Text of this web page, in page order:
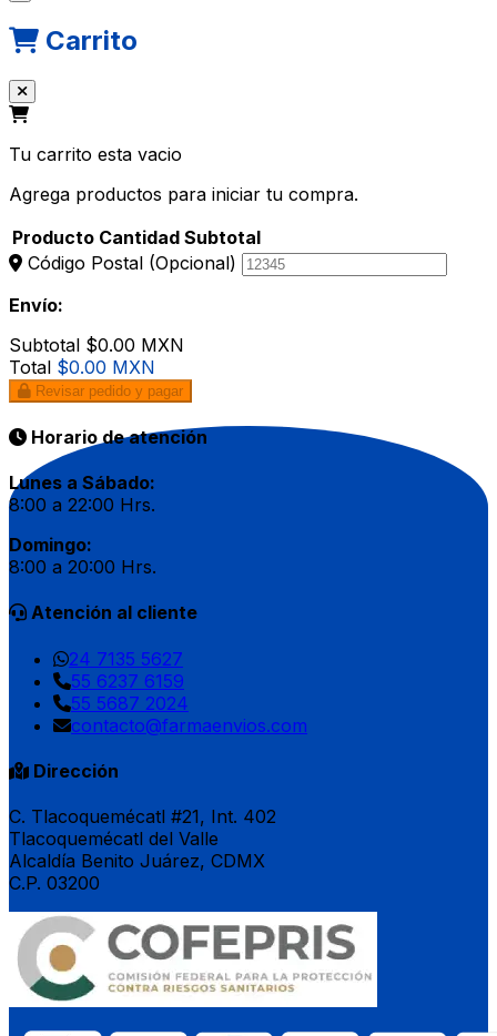
Carrito
Tu carrito esta vacio
Agrega productos para iniciar tu compra.
Producto Cantidad Subtotal
Código Postal (Opcional)
Envío:
Subtotal $0.00 MXN
Total $0.00 MXN
Revisar pedido y pagar
Horario de atención
Lunes a Sábado:
8:00 a 22:00 Hrs.
Domingo:
8:00 a 20:00 Hrs.
Atención al cliente
24 7135 5627
55 6237 6159
55 5687 2024
contacto@farmaenvios.com
Dirección
C. Tlacoquemécatl #21, Int. 402
Tlacoquemécatl del Valle
Alcaldía Benito Juárez, CDMX
C.P. 03200